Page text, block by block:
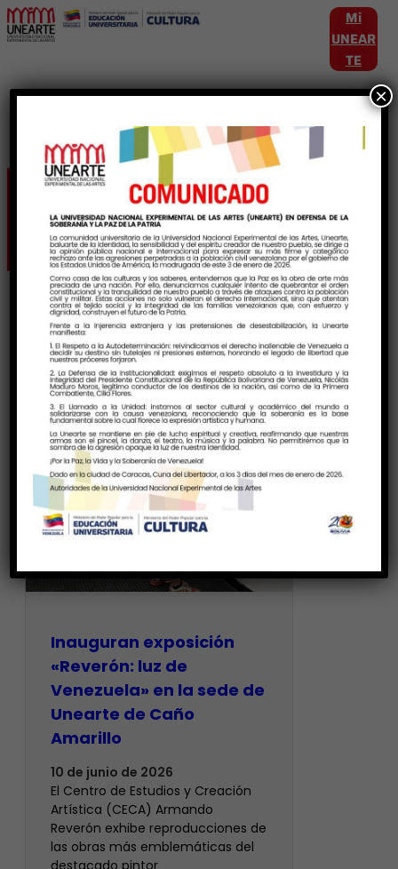
Mi
UNEAR
TE
Autor:Patricia Vielma
Inauguran exposición
«Reverón: luz de
Venezuela» en la sede de
Unearte de Caño
Amarillo
10 de junio de 2026
El Centro de Estudios y Creación
Artística (CECA) Armando
Reverón exhibe reproducciones de
las obras más emblemáticas del
×